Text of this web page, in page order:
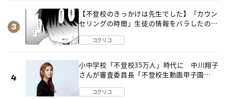
【不登校のきっかけは先生でした】「カウン
セリングの時間」生徒の情報をバラしたの
コクリコ
小中学校「不登校35万人」時代に 中川翔子
さんが審査委員長「不登校生動画甲子園
コクリコ